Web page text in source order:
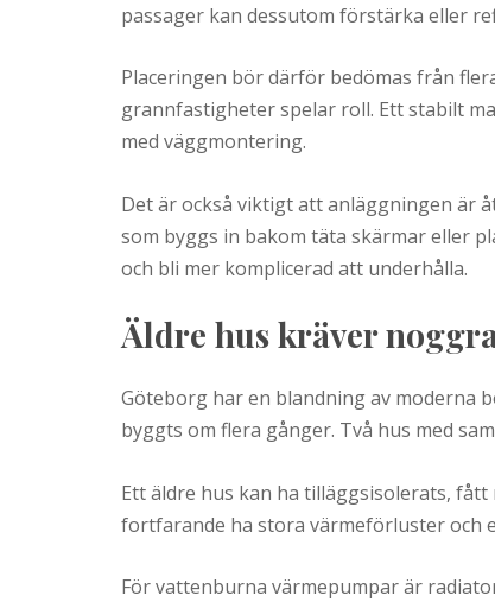
passager kan dessutom förstärka eller
Placeringen bör därför bedömas från
grannfastigheter spelar roll. Ett stabilt
med väggmontering.
Det är också viktigt att anläggningen är
som byggs in bakom täta skärmar eller
och bli mer komplicerad att underhålla.
Äldre hus kräver
Göteborg har en blandning av moderna
byggts om flera gånger. Två hus med
Ett äldre hus kan ha tilläggsisolerats,
fortfarande ha stora värmeförluster och
För vattenburna värmepumpar är